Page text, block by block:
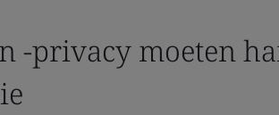
-privacy moeten